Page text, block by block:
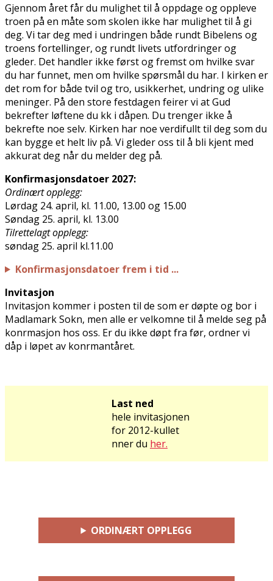
Gjennom året får du mulighet til å oppdage og oppleve
troen på en måte som skolen ikke har mulighet til å gi
deg. Vi tar deg med i undringen både rundt Bibelens og
troens fortellinger, og rundt livets utfordringer og
gleder. Det handler ikke først og fremst om hvilke svar
du har funnet, men om hvilke spørsmål du har. I kirken er
det rom for både tvil og tro, usikkerhet, undring og ulike
meninger. På den store festdagen feirer vi at Gud
bekrefter løftene du fikk i dåpen. Du trenger ikke å
bekrefte noe selv. Kirken har noe verdifullt til deg som du
kan bygge et helt liv på. Vi gleder oss til å bli kjent med
akkurat deg når du melder deg på.
Konfirmasjonsdatoer 2027:
Ordinært opplegg:
Lørdag 24. april, kl. 11.00, 13.00 og 15.00
Søndag 25. april, kl. 13.00
Tilrettelagt opplegg:
søndag 25. april kl.11.00
Konfirmasjonsdatoer frem i tid ...
Invitasjon
Invitasjon kommer i posten til de som er døpte og bor i
Madlamark Sokn, men alle er velkomne til å melde seg på
konfirmasjon hos oss. Er du ikke døpt fra før, ordner vi
dåp i løpet av konfirmantåret.
Last ned
hele invitasjonen
for 2012-kullet
finner du her.
ORDINÆRT OPPLEGG